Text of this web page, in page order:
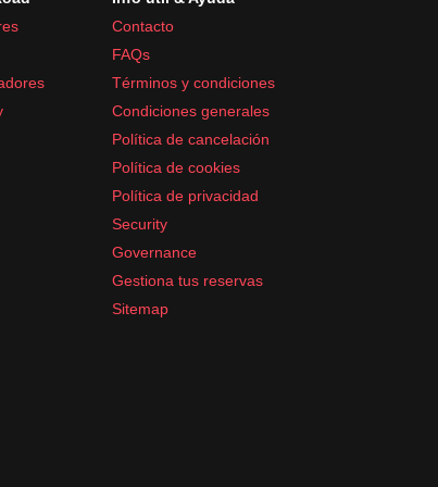
modesta
Contacto
FAQs
Términos y condiciones
Condiciones generales
Política de cancelación
Política de cookies
Política de privacidad
Security
Governance
Gestiona tus reservas
Sitemap